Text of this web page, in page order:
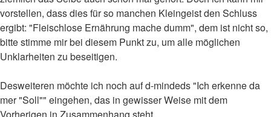
vorstellen, dass dies für so manchen Kleingeist den Schluss
ergibt: "Fleischlose Ernährung mache dumm", dem ist nicht so,
bitte stimme mir bei diesem Punkt zu, um alle möglichen
Unklarheiten zu beseitigen.
Desweiteren möchte ich noch auf d-mindeds "Ich erkenne da
mer "Soll"" eingehen, das in gewisser Weise mit dem
Vorherigen in Zusammenhang steht.